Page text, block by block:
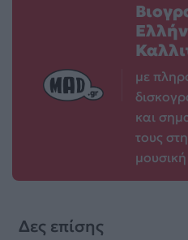
με
και
τους
Δες επίσης